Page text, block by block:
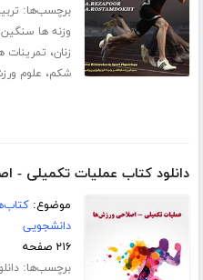
برچسب‌ها:
وزنه ها سنگین
زنان، تمرینات
شکم، علوم
دانلود کتاب عملیات تکمیلی -
موضوع:
دانشجویی
۲۱۶ صفحه
برچسب‌ها: